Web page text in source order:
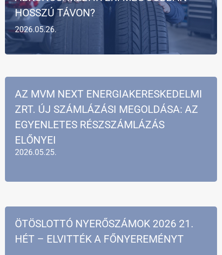
2026.05.26.
HOSSZÚ TÁVON?
2026.05.25.
AZ MVM NEXT ENERGIAKERESKEDELMI
ZRT. ÚJ SZÁMLÁZÁSI MEGOLDÁSA: AZ
EGYENLETES RÉSZSZÁMLÁZÁS
ELŐNYEI
ÖTÖSLOTTÓ NYERŐSZÁMOK 2026 21.
HÉT – ELVITTÉK A FŐNYEREMÉNYT